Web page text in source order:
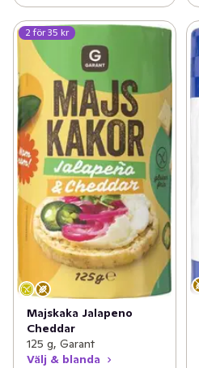
2 för 35 kr
Majskaka Jalapeno
Cheddar
125 g, Garant
Välj & blanda